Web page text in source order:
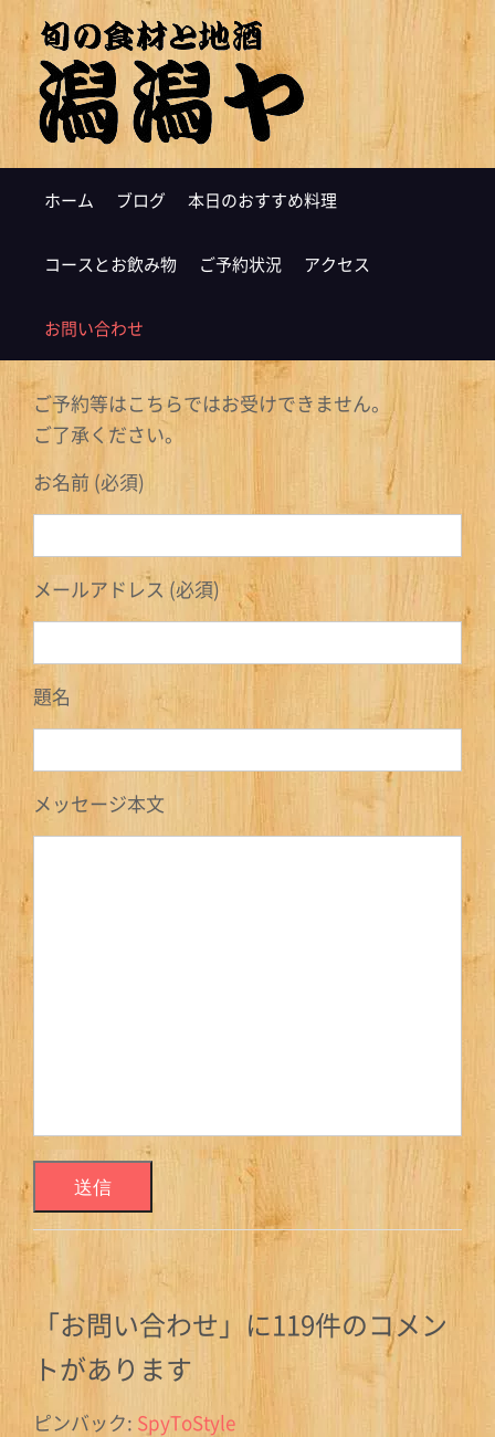
ホーム ブログ 本日のおすすめ料理
コースとお飲み物 ご予約状況 アクセス
お問い合わせ
ご予約等はこちらではお受けできません。
ご了承ください。
お名前 (必須)
メールアドレス (必須)
題名
メッセージ本文
「お問い合わせ 」に119件のコメン
トがあります
ピンバック: SpyToStyle